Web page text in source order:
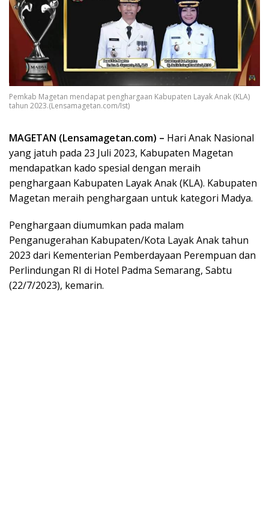
Pemkab Magetan mendapat penghargaan Kabupaten Layak Anak (KLA)
tahun 2023.(Lensamagetan.com/Ist)
MAGETAN (Lensamagetan.com) – Hari Anak Nasional
yang jatuh pada 23 Juli 2023, Kabupaten Magetan
mendapatkan kado spesial dengan meraih
penghargaan Kabupaten Layak Anak (KLA). Kabupaten
Magetan meraih penghargaan untuk kategori Madya.
Penghargaan diumumkan pada malam
Penganugerahan Kabupaten/Kota Layak Anak tahun
2023 dari Kementerian Pemberdayaan Perempuan dan
Perlindungan RI di Hotel Padma Semarang, Sabtu
(22/7/2023), kemarin.